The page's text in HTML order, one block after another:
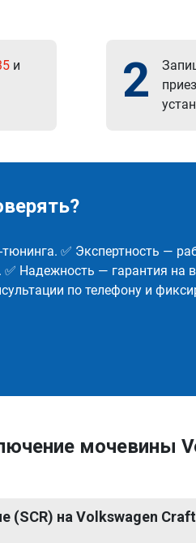
и
2
✅ Экспертность —
Надежность — гарантия на
по телефону и
мочевины
(SCR) на Volkswagen